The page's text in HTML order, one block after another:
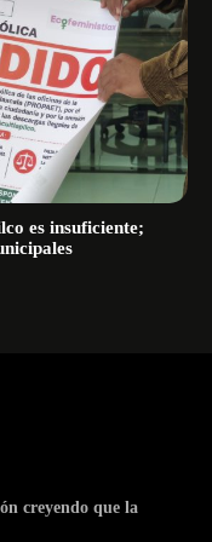
es insuficiente;
creyendo que la